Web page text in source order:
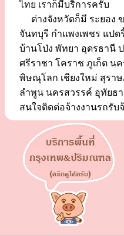
ไทย เราก็มีบริการครับ
ต่างจังหวัดก็มี ระยอง
จันทบุรี กำแพงเพชร แป
บ้านโป่ง พัทยา อุดรธานี
ศรีราชา โคราช ภูเก็ต น
พิษณุโลก เชียงใหม่ สุรา
ลำพูน นครสวรรค์ อุทัยธ
สนใจติดต่อจ้างงานรถรับ